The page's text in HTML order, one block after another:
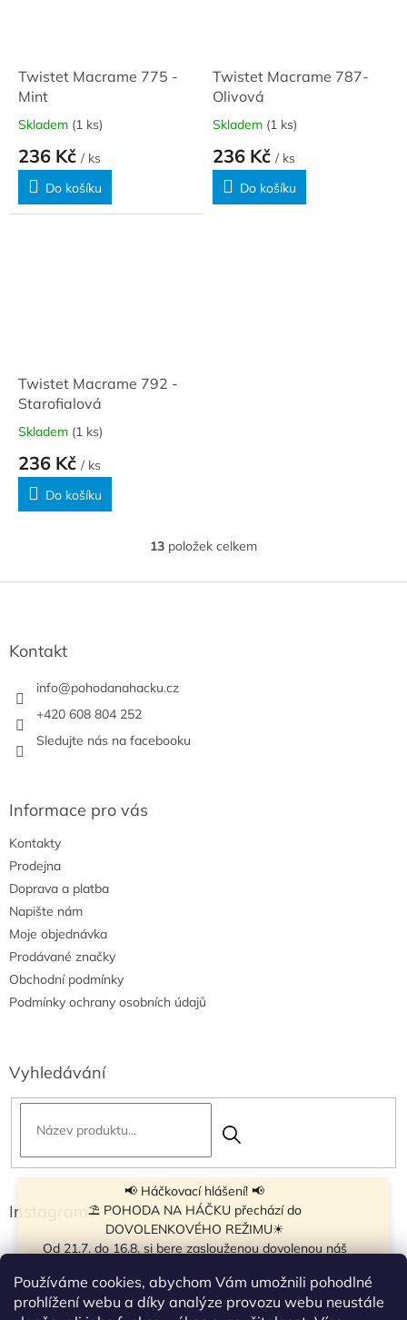
Používáme cookies, abychom Vám umožnili pohodlné
prohlížení webu a díky analýze provozu webu neustále
📢 Háčkovací hlášení! 📢
⛱ POHODA NA HÁČKU přechází do
DOVOLENKOVÉHO REŽIMU☀
Od 21.7. do 16.8. si bere zaslouženou dovolenou náš
krátkou pauzu.
Objednávky přijímáme dál - klubíčka, která máme
Twistet Macrame 775 -
Mint
Skladem (1 ks)
236 Kč / ks
Do košíku
Twistet Macrame 787-
Olivová
Skladem (1 ks)
236 Kč / ks
Do košíku
Twistet Macrame 792 -
Starofialová
Skladem (1 ks)
236 Kč / ks
Do košíku
O
l
13 položek celkem
Kontakt
info@pohodanahacku.cz
+420 608 804 252
Sledujte nás na facebooku
Informace pro vás
Kontakty
Prodejna
Doprava a platba
Napište nám
Moje objednávka
Prodávané značky
Obchodní podmínky
Podmínky ochrany osobních údajů
Vyhledávání
Instagram